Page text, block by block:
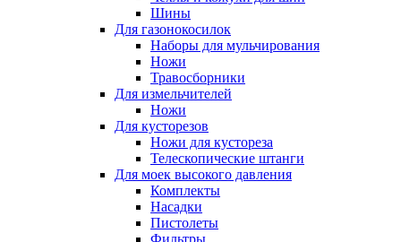
Шины
Для газонокосилок
Наборы для мульчирования
Ножи
Травосборники
Для измельчителей
Ножи
Для кусторезов
Ножи для кустореза
Телескопические штанги
Для моек высокого давления
Комплекты
Насадки
Пистолеты
Фильтры